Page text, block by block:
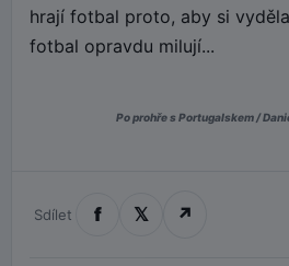
hrají fotbal proto, aby si
fotbal opravdu milují...
Po prohře s Portugalskem /
Sdílet f 𝕏 ↗